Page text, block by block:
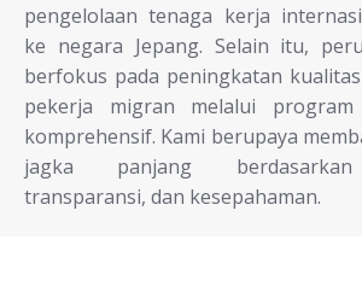
pengelolaan tenaga kerja
ke negara Jepang. Selain itu,
berfokus pada peningkatan
pekerja migran melalui
komprehensif. Kami berupaya
jagka panjang berdasarkan
transparansi, dan kesepahaman.